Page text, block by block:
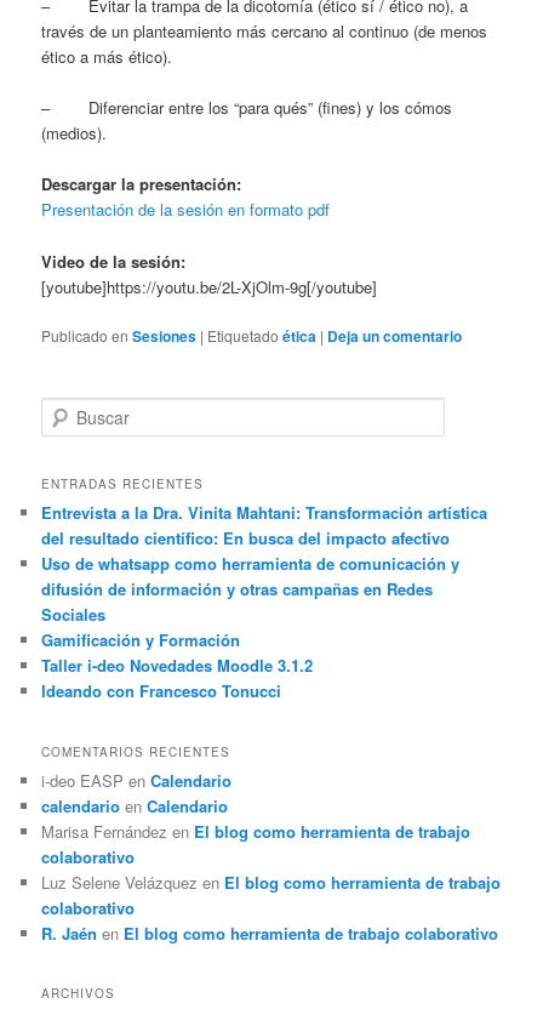
– Evitar la trampa de la dicotomía (ético sí / ético no), a
través de un planteamiento más cercano al continuo (de menos
ético a más ético).
– Diferenciar entre los “para qués” (fines) y los cómos
(medios).
Descargar la presentación:
Presentación de la sesión en formato pdf
Video de la sesión:
[youtube]https://youtu.be/2L-XjOlm-9g[/youtube]
Publicado en Sesiones | Etiquetado ética | Deja un comentario
u
c
r
ENTRADAS RECIENTES
Entrevista a la Dra. Vinita Mahtani: Transformación artística
del resultado científico: En busca del impacto afectivo
Uso de whatsapp como herramienta de comunicación y
difusión de información y otras campañas en Redes
Sociales
Gamificación y Formación
Taller i-deo Novedades Moodle 3.1.2
Ideando con Francesco Tonucci
COMENTARIOS RECIENTES
i-deo EASP enCalendario
calendario enCalendario
Marisa Fernández en El blog como herramienta de trabajo
colaborativo
Luz Selene Velázquez en El blog como herramienta de trabajo
colaborativo
R. Jaén en El blog como herramienta de trabajo colaborativo
ARCHIVOS